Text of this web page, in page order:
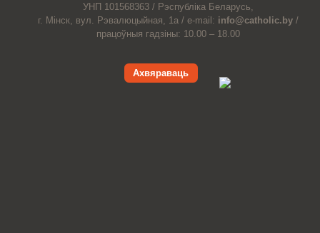
УНП 101568363 / Рэспубліка Беларусь,
г. Мінск, вул. Рэвалюцыйная, 1а / e-mail: info@catholic.by /
працоўныя гадзіны: 10.00 – 18.00
Ахвяраваць